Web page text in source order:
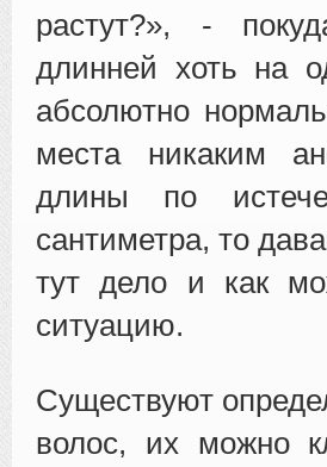
растут?», -
длинней хоть на
абсолютно
места никаким
длины по
сантиметра, то
тут дело и как
ситуацию.
Существуют
волос, их можно